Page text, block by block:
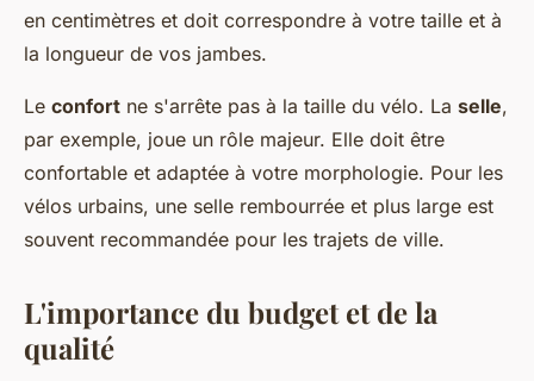
en centimètres et doit correspondre à votre taille et à
la longueur de vos jambes.
Le confort ne s'arrête pas à la taille du vélo. La selle,
par exemple, joue un rôle majeur. Elle doit être
confortable et adaptée à votre morphologie. Pour les
vélos urbains, une selle rembourrée et plus large est
souvent recommandée pour les trajets de ville.
L'importance du budget et de la
qualité